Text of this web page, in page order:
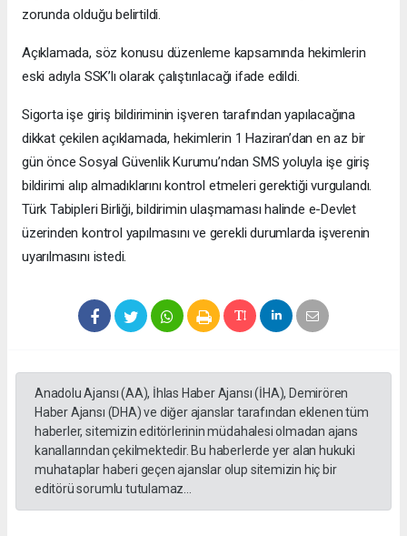
zorunda olduğu belirtildi.
Açıklamada, söz konusu düzenleme kapsamında hekimlerin
eski adıyla SSK’lı olarak çalıştırılacağı ifade edildi.
Sigorta işe giriş bildiriminin işveren tarafından yapılacağına
dikkat çekilen açıklamada, hekimlerin 1 Haziran’dan en az bir
gün önce Sosyal Güvenlik Kurumu’ndan SMS yoluyla işe giriş
bildirimi alıp almadıklarını kontrol etmeleri gerektiği vurgulandı.
Türk Tabipleri Birliği, bildirimin ulaşmaması halinde e-Devlet
üzerinden kontrol yapılmasını ve gerekli durumlarda işverenin
uyarılmasını istedi.
Anadolu Ajansı (AA), İhlas Haber Ajansı (İHA), Demirören
Haber Ajansı (DHA) ve diğer ajanslar tarafından eklenen tüm
haberler, sitemizin editörlerinin müdahalesi olmadan ajans
kanallarından çekilmektedir. Bu haberlerde yer alan hukuki
muhataplar haberi geçen ajanslar olup sitemizin hiç bir
editörü sorumlu tutulamaz...